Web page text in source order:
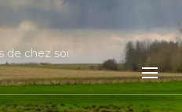
de chez soi